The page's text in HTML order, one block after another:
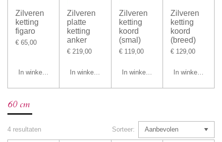
Zilveren
ketting
figaro
€ 65,00
In winkelwagen
Zilveren
platte
ketting
anker
€ 219,00
In winkelwagen
Zilveren
ketting
koord
(smal)
€ 119,00
In winkelwagen
Zilveren
ketting
koord
(breed)
€ 129,00
In winkelwagen
60 cm
4 resultaten Sorteer: